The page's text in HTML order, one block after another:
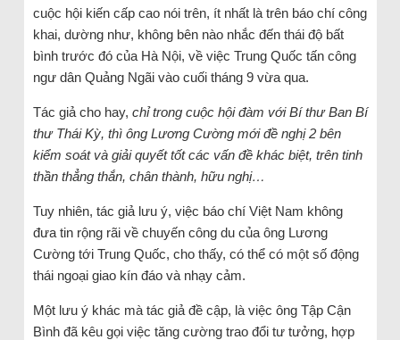
cuộc hội kiến cấp cao nói trên, ít nhất là trên báo chí công
khai, dường như, không bên nào nhắc đến thái độ bất
bình trước đó của Hà Nội, về việc Trung Quốc tấn công
ngư dân Quảng Ngãi vào cuối tháng 9 vừa qua.
Tác giả cho hay, chỉ trong cuộc hội đàm với Bí thư Ban Bí
thư Thái Kỳ, thì ông Lương Cường mới đề nghị 2 bên
kiểm soát và giải quyết tốt các vấn đề khác biệt, trên tinh
thần thẳng thắn, chân thành, hữu nghị…
Tuy nhiên, tác giả lưu ý, việc báo chí Việt Nam không
đưa tin rộng rãi về chuyến công du của ông Lương
Cường tới Trung Quốc, cho thấy, có thể có một số động
thái ngoại giao kín đáo và nhạy cảm.
Một lưu ý khác mà tác giả đề cập, là việc ông Tập Cận
Bình đã kêu gọi việc tăng cường trao đổi tư tưởng, hợp